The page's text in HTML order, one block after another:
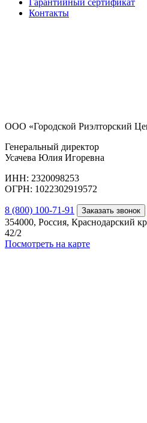
Гарантийный сертификат
Контакты
ООО «Городской Риэлторский
Генеральный директор
Усачева Юлия Игоревна
ИНН: 2320098253
ОГРН: 1022302919572
8 (800) 100-71-91 Заказать звонок
354000, Россия, Краснодарский
42/2
Посмотреть на карте